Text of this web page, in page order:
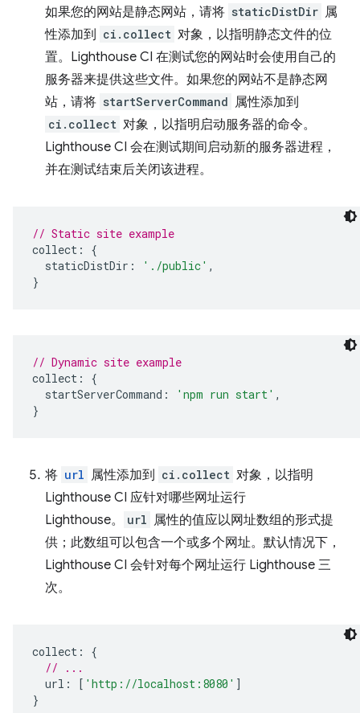
如果您的网站是静态网站，请将 staticDistDir 属
性添加到 ci.collect 对象，以指明静态文件的位
置。Lighthouse CI 在测试您的网站时会使用自己的
服务器来提供这些文件。如果您的网站不是静态网
站，请将 startServerCommand 属性添加到
ci.collect 对象，以指明启动服务器的命令。
Lighthouse CI 会在测试期间启动新的服务器进程，
并在测试结束后关闭该进程。
// Static site example
collect :
{
staticDistDir : './public' ,
}
// Dynamic site example
collect :
{
startServerCommand : 'npm run start' ,
}
将 url 属性添加到 ci.collect 对象，以指明
Lighthouse CI 应针对哪些网址运行
Lighthouse。
url 属性的值应以网址数组的形式提
供；此数组可以包含一个或多个网址。默认情况下，
Lighthouse CI 会针对每个网址运行 Lighthouse 三
次。
collect :
{
// ...
url : [ 'http://localhost:8080' ]
}